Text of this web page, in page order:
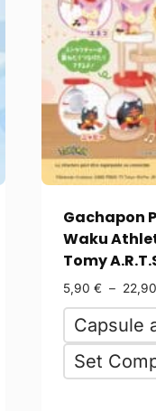
Gachapon
Waku
Tomy
5,90 € – 22,90
Capsule
Set